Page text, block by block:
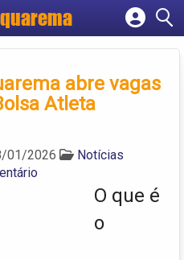
empresa
conta
abre vagas
Atleta
01/2026
Notícias
O que é
o